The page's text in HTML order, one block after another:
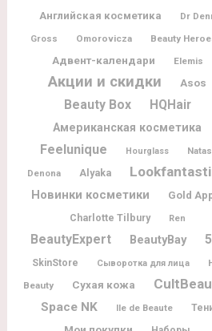
Английская косметика
Dr
Gross
Omorovicza Beauty
Адвент-календари Elemis
Акции и скидки Asos
Beauty Box HQHair
Американская косметика
Feelunique Hourglass
Denona
Alyaka
Новинки косметики
Gold
Charlotte Tilbury
Ren
BeautyExpert BeautyBay
SkinStore Сыворотка для лица
Beauty
Сухая кожа
Space NK Ile de Beaute